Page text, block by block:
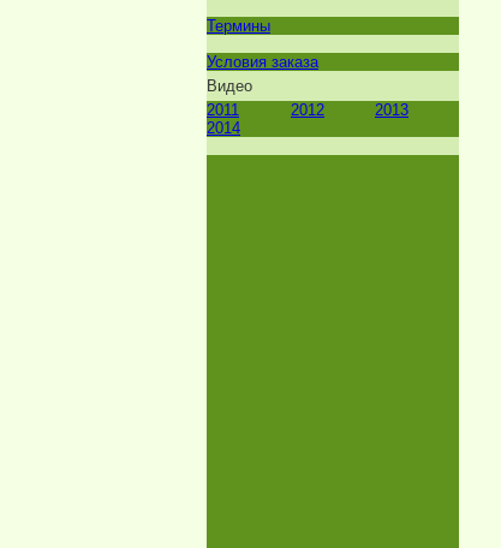
Термины
Условия заказа
Видео
2011
2012
2013
2014